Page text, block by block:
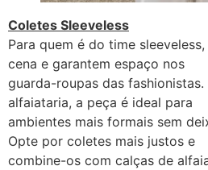
Coletes Sleeveless
Para quem é do time
cena e garantem espaço nos
guarda-roupas das
alfaiataria, a peça é ideal para
ambientes mais formais sem
Opte por coletes mais justos e
combine-os com calças de